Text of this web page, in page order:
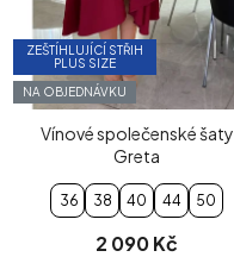
ZEŠTÍHLUJÍCÍ STŘIH
PLUS SIZE
NA OBJEDNÁVKU
Vínové společenské šaty
Greta
36 38 40 44 50
2 090 Kč